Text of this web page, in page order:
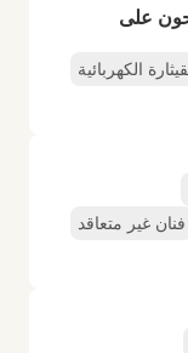
على
الكهربائية
فنان غير متعاقد